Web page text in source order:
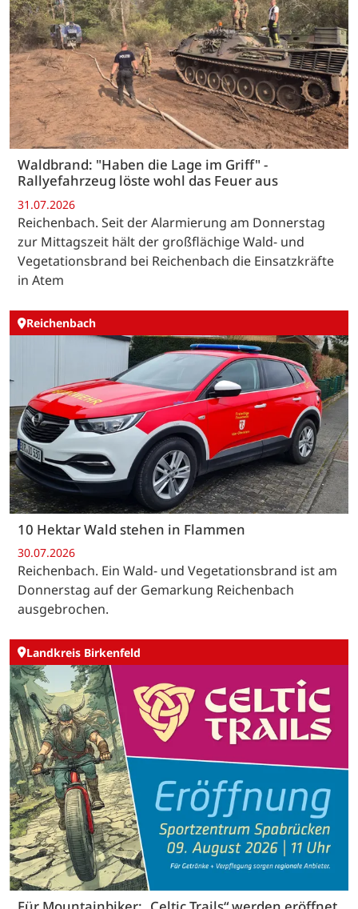
Waldbrand: "Haben die Lage im Griff" -
Rallyefahrzeug löste wohl das Feuer aus
31.07.2026
Reichenbach. Seit der Alarmierung am Donnerstag
zur Mittagszeit hält der großflächige Wald- und
Vegetationsbrand bei Reichenbach die Einsatzkräfte
in Atem
Reichenbach
10 Hektar Wald stehen in Flammen
30.07.2026
Reichenbach. Ein Wald- und Vegetationsbrand ist am
Donnerstag auf der Gemarkung Reichenbach
ausgebrochen.
Landkreis Birkenfeld